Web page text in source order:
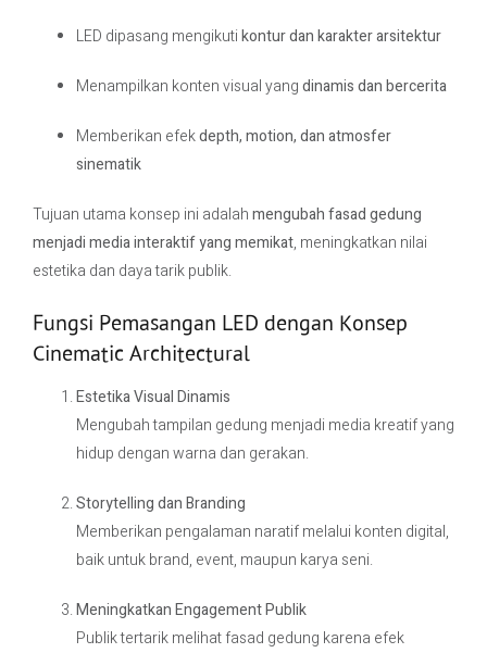
LED dipasang mengikutikontur dan karakter arsitektur
Menampilkan konten visual yangdinamis dan bercerita
Memberikan efekdepth, motion, dan atmosfer
sinematik
Tujuan utama konsep ini adalahmengubah fasad gedung
menjadi media interaktif yang memikat, meningkatkan nilai
estetika dan daya tarik publik.
Fungsi Pemasangan LED dengan Konsep
Cinematic Architectural
Estetika Visual Dinamis
Mengubah tampilan gedung menjadi media kreatif yang
hidup dengan warna dan gerakan.
Storytelling dan Branding
Memberikan pengalaman naratif melalui konten digital,
baik untuk brand, event, maupun karya seni.
Meningkatkan Engagement Publik
Publik tertarik melihat fasad gedung karena efek